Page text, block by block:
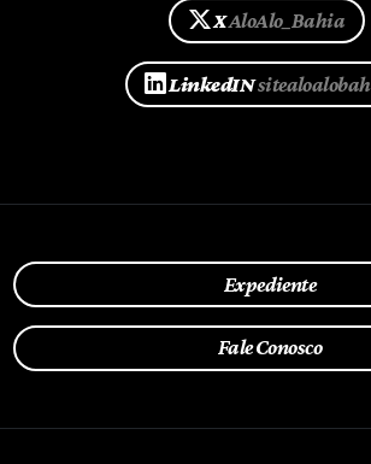
XAloAlo_Bahia
LinkedIN
Expediente
Fale Conosco